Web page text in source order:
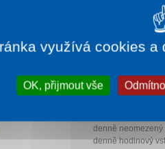
Beauty pobyt
denně neomezený
denně hodinový
využívá cookies
OK, přijmout vše